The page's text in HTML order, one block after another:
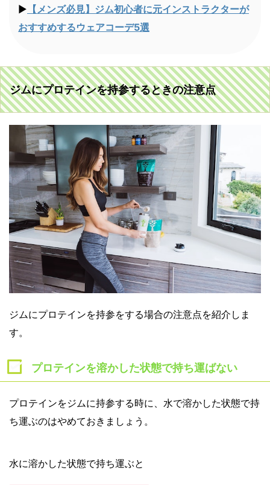
▶︎ 【メンズ必見】ジム初心者に元インストラクターが
おすすめするウェアコーデ5選
ジムにプロテインを持参するときの注意点
ジムにプロテインを持参をする場合の注意点を紹介しま
す。
プロテインを溶かした状態で持ち運ばない
プロテインをジムに持参する時に、水で溶かした状態で持
ち運ぶのはやめておきましょう。
水に溶かした状態で持ち運ぶと